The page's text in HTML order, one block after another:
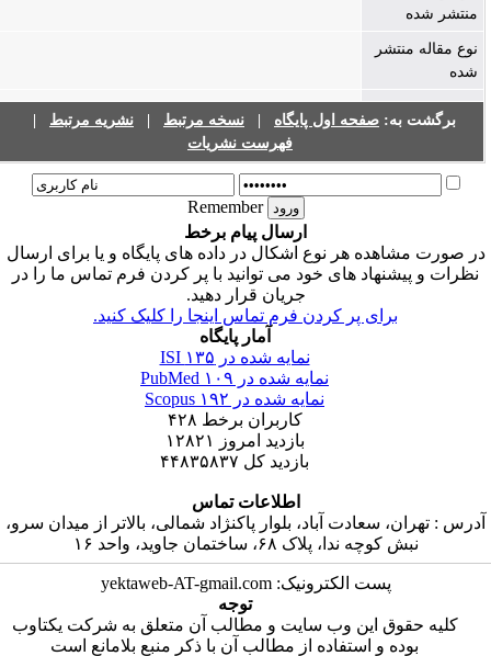
منتشر شده
نوع مقاله منتشر
شده
برگشت به:صفحه اول پایگاه| نسخه مرتبط| نشریه مرتبط|
فهرست نشریات
Remember
ارسال پیام برخط
صورت مشاهده هر نوع اشکال در داده های پایگاه و یا برای ارسال
نظرات و پیشنهاد های خود می توانید با پر کردن فرم تماس ما را در
جریان قرار دهید.
برای پر کردن فرم تماس اینجا را کلیک کنید.
آمار پایگاه
نمایه شده در ISI۱۳۵
نمایه شده در PubMed۱۰۹
نمایه شده در Scopus۱۹۲
کاربران برخط۴۲۸
بازدید امروز۱۲۸۲۱
بازدید کل ۴۴۸۳۵۸۳۷
اطلاعات تماس
: تهران، سعادت آباد، بلوار پاکنژاد شمالی، بالاتر از میدان سرو،
نبش کوچه ندا، پلاک ۶۸، ساختمان جاوید، واحد ۱۶
پست الکترونیک: yektaweb-AT-gmail.com
توجه
کلیه حقوق این وب سایت و مطالب آن متعلق به شرکت یکتاوب
بوده و استفاده از مطالب آن با ذکر منبع بلامانع است